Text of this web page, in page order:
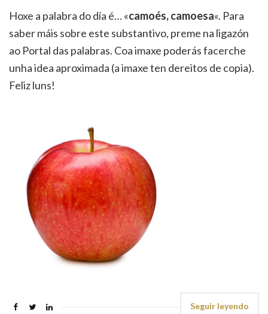
Hoxe a palabra do día é… «camoés, camoesa«. Para
saber máis sobre este substantivo, preme na ligazón
ao Portal das palabras. Coa imaxe poderás facerche
unha idea aproximada (a imaxe ten dereitos de copia).
Feliz luns!
Seguir leyendo